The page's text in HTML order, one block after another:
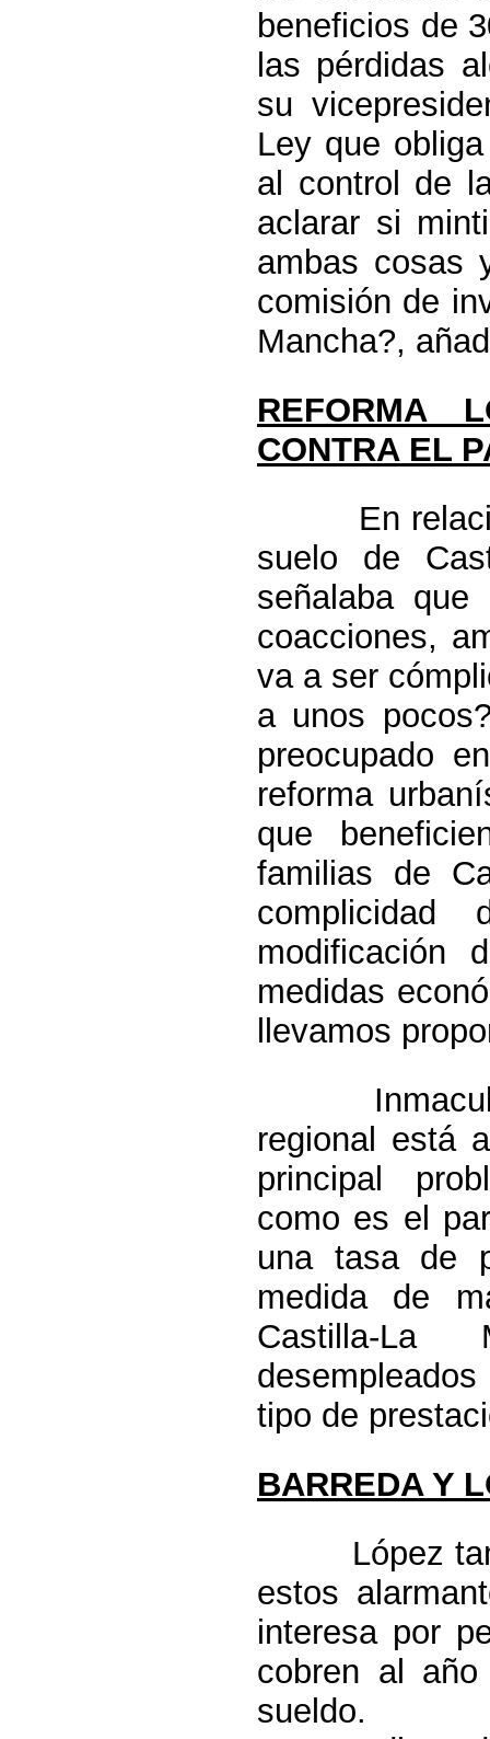
beneficios de
las pérdidas
su
Ley que
al control de
aclarar si
ambas cosas
comisión de
Mancha?,
REFORMA
CONTRA EL
En relación
suelo de
señalaba
coacciones,
va a ser
a unos
preocupado
reforma
que
familias de
medidas
llevamos
regional está
principal
como es el
una tasa de
medida de
Castilla-La
tipo de
BARREDA Y
López
estos
interesa por
cobren al
sueldo.